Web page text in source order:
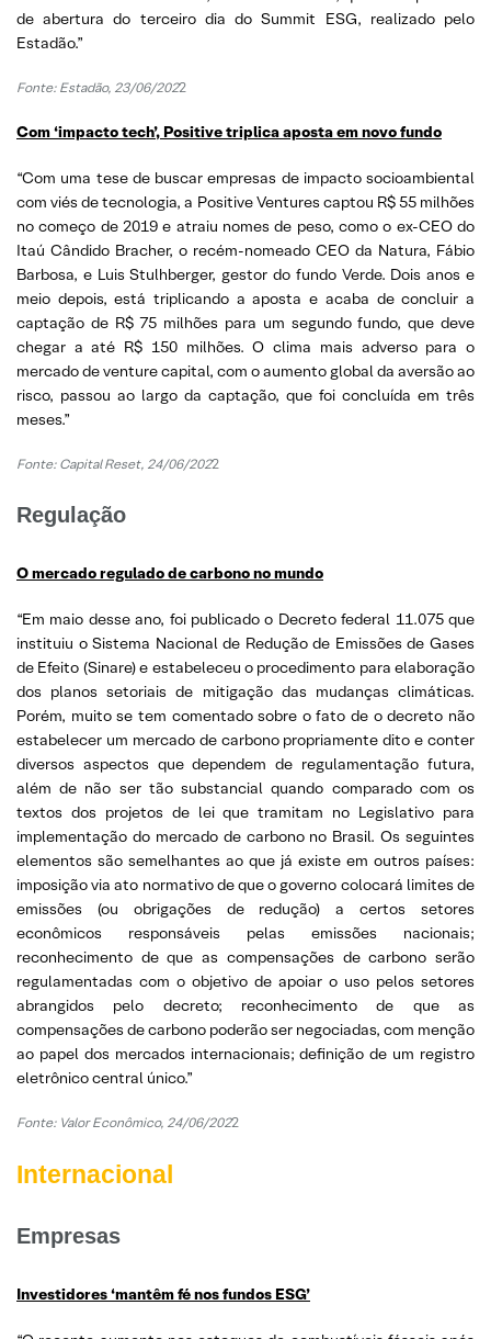
de abertura do terceiro dia do Summit ESG, realizado pelo
Estadão.”
Fonte: Estadão, 23/06/2022
Com ‘impacto tech’, Positive triplica aposta em novo fundo
“Com uma tese de buscar empresas de impacto socioambiental
com viés de tecnologia, a Positive Ventures captou R$ 55 milhões
no começo de 2019 e atraiu nomes de peso, como o ex-CEO do
Itaú Cândido Bracher, o recém-nomeado CEO da Natura, Fábio
Barbosa, e Luis Stulhberger, gestor do fundo Verde. Dois anos e
meio depois, está triplicando a aposta e acaba de concluir a
captação de R$ 75 milhões para um segundo fundo, que deve
chegar a até R$ 150 milhões. O clima mais adverso para o
mercado de venture capital, com o aumento global da aversão ao
risco, passou ao largo da captação, que foi concluída em três
meses.”
Fonte: Capital Reset, 24/06/2022
Regulação
O mercado regulado de carbono no mundo
“Em maio desse ano, foi publicado o Decreto federal 11.075 que
instituiu o Sistema Nacional de Redução de Emissões de Gases
de Efeito (Sinare) e estabeleceu o procedimento para elaboração
dos planos setoriais de mitigação das mudanças climáticas.
Porém, muito se tem comentado sobre o fato de o decreto não
estabelecer um mercado de carbono propriamente dito e conter
diversos aspectos que dependem de regulamentação futura,
além de não ser tão substancial quando comparado com os
textos dos projetos de lei que tramitam no Legislativo para
implementação do mercado de carbono no Brasil. Os seguintes
elementos são semelhantes ao que já existe em outros países:
imposição via ato normativo de que o governo colocará limites de
emissões (ou obrigações de redução) a certos setores
econômicos responsáveis pelas emissões nacionais;
reconhecimento de que as compensações de carbono serão
regulamentadas com o objetivo de apoiar o uso pelos setores
abrangidos pelo decreto; reconhecimento de que as
compensações de carbono poderão ser negociadas, com menção
ao papel dos mercados internacionais; definição de um registro
eletrônico central único.”
Fonte: Valor Econômico, 24/06/2022
Internacional
Empresas
Investidores ‘mantêm fé nos fundos ESG’